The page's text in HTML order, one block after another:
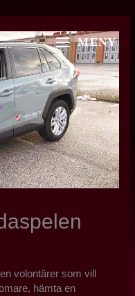
MAIN
MENU
MENY
volontärer som vill
hämta en